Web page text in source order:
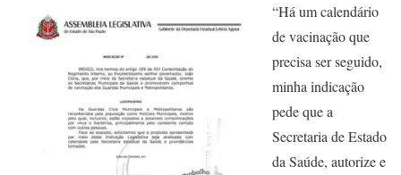
“Há um calendário
de vacinação que
precisa ser seguido,
minha indicação
pede que a
Secretaria de Estado
da Saúde, autorize e